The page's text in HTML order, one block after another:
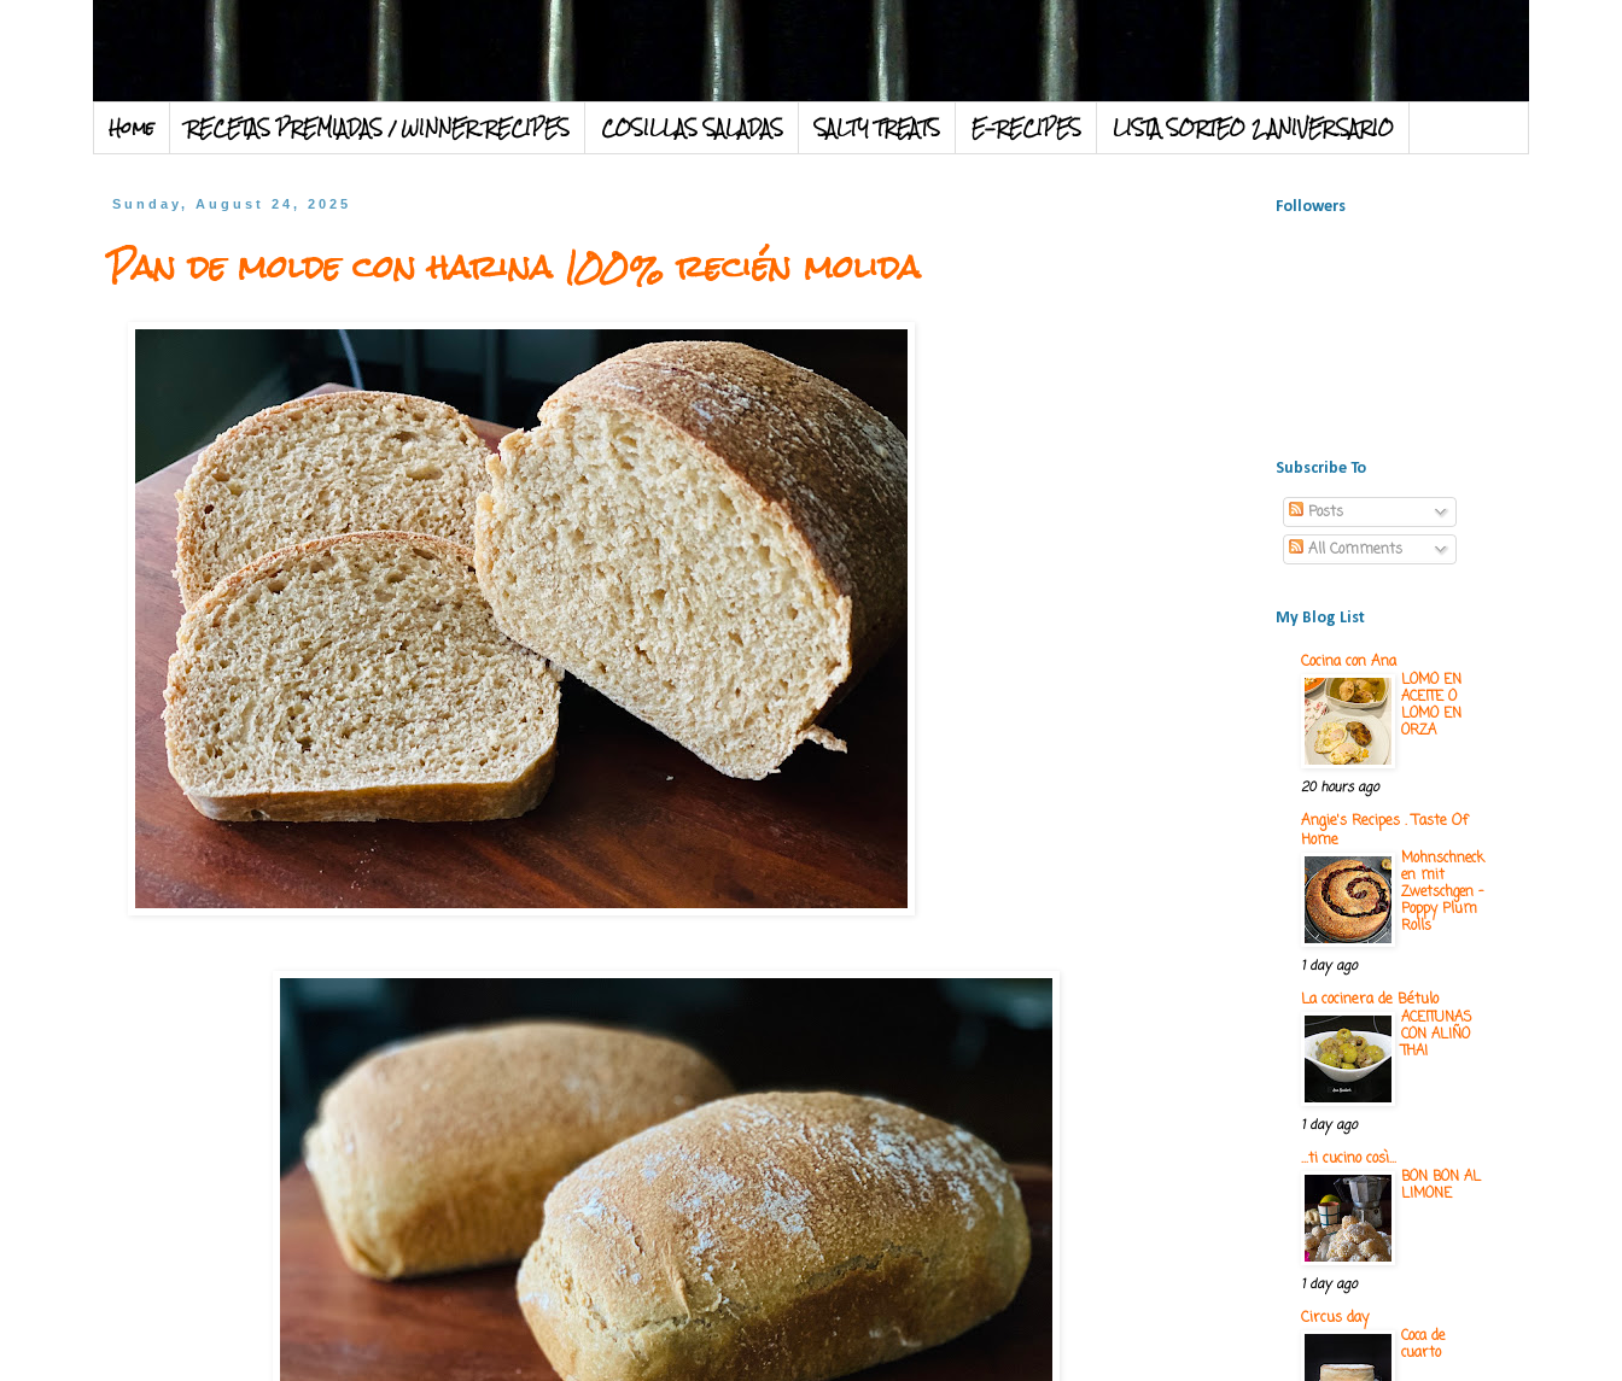
Home RECETAS PREMIADAS / WINNER RECIPES COSILLAS SALADAS SALTY TREATS E-RECIPES LISTA SORTEO 2 ANIVERSARIO
Sunday, August 24, 2025
Pan de molde con harina 100% recién molida
Followers
Subscribe To
Posts
All Comments
My Blog List
Cocina con Ana
LOMO EN
ACEITE O
LOMO EN
ORZA
20 hours ago
Angie's Recipes . Taste Of
Home
Mohnschneck
en mit
Zwetschgen -
Poppy Plum
Rolls
1 day ago
La cocinera de Bétulo
ACEITUNAS
CON ALIÑO
THAI
1 day ago
...ti cucino così...
BON BON AL
LIMONE
1 day ago
Circus day
Coca de
cuarto